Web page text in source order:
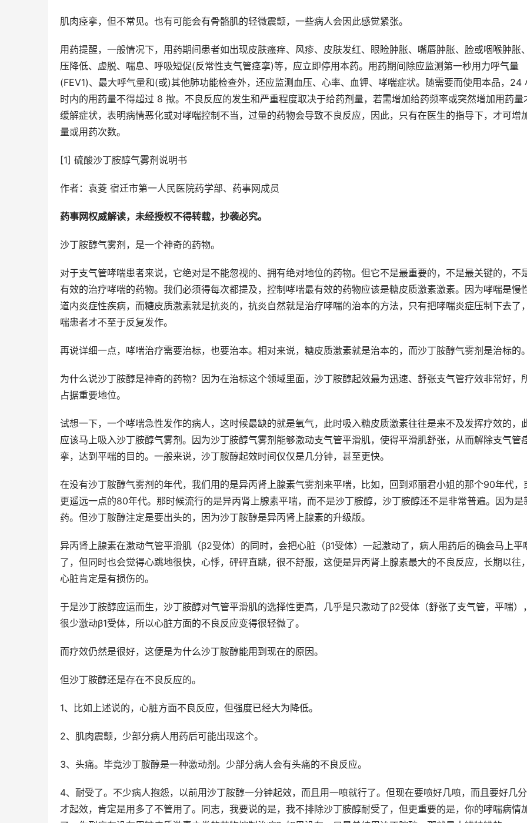
肌肉痉挛，但不常见。也有可能会有骨骼肌的轻微震颤，一些病人会因此感觉紧张。
用药提醒，一般情况下，用药期间患者如出现皮肤瘙痒、风疹、皮肤发红、眼睑肿胀、嘴唇肿胀、脸或咽喉肿胀
压降低、虚脱、喘息、呼吸短促(反常性支气管痉挛)等，应立即停用本药。用药期间除应监测第一秒用力呼气量
(FEV1)、最大呼气量和(或)其他肺功能检查外，还应监测血压、心率、血钾、哮喘症状。随需要而使用本品，24
时内的用药量不得超过 8 揿。不良反应的发生和严重程度取决于给药剂量，若需增加给药频率或突然增加用药量
缓解症状，表明病情恶化或对哮喘控制不当，过量的药物会导致不良反应，因此，只有在医生的指导下，才可增
量或用药次数。
[1] 硫酸沙丁胺醇气雾剂说明书
作者：袁菱 宿迁市第一人民医院药学部、药事网成员
药事网权威解读，未经授权不得转载，抄袭必究。
沙丁胺醇气雾剂，是一个神奇的药物。
对于支气管哮喘患者来说，它绝对是不能忽视的、拥有绝对地位的药物。但它不是最重要的，不是最关键的，不
有效的治疗哮喘的药物。我们必须得每次都提及，控制哮喘最有效的药物应该是糖皮质激素激素。因为哮喘是慢
道内炎症性疾病，而糖皮质激素就是抗炎的，抗炎自然就是治疗哮喘的治本的方法，只有把哮喘炎症压制下去了
喘患者才不至于反复发作。
再说详细一点，哮喘治疗需要治标，也要治本。相对来说，糖皮质激素就是治本的，而沙丁胺醇气雾剂是治标的。
为什么说沙丁胺醇是神奇的药物？因为在治标这个领域里面，沙丁胺醇起效最为迅速、舒张支气管疗效非常好，
占据重要地位。
试想一下，一个哮喘急性发作的病人，这时候最缺的就是氧气，此时吸入糖皮质激素往往是来不及发挥疗效的，
应该马上吸入沙丁胺醇气雾剂。因为沙丁胺醇气雾剂能够激动支气管平滑肌，使得平滑肌舒张，从而解除支气管
挛，达到平喘的目的。一般来说，沙丁胺醇起效时间仅仅是几分钟，甚至更快。
在没有沙丁胺醇气雾剂的年代，我们用的是异丙肾上腺素气雾剂来平喘，比如，回到邓丽君小姐的那个90年代，
更遥远一点的80年代。那时候流行的是异丙肾上腺素平喘，而不是沙丁胺醇，沙丁胺醇还不是非常普遍。因为是
药。但沙丁胺醇注定是要出头的，因为沙丁胺醇是异丙肾上腺素的升级版。
异丙肾上腺素在激动气管平滑肌（β2受体）的同时，会把心脏（β1受体）一起激动了，病人用药后的确会马上平
了，但同时也会觉得心跳地很快，心悸，砰砰直跳，很不舒服，这便是异丙肾上腺素最大的不良反应，长期以往
心脏肯定是有损伤的。
于是沙丁胺醇应运而生，沙丁胺醇对气管平滑肌的选择性更高，几乎是只激动了β2受体（舒张了支气管，平喘）
很少激动β1受体，所以心脏方面的不良反应变得很轻微了。
而疗效仍然是很好，这便是为什么沙丁胺醇能用到现在的原因。
但沙丁胺醇还是存在不良反应的。
1、比如上述说的，心脏方面不良反应，但强度已经大为降低。
2、肌肉震颤，少部分病人用药后可能出现这个。
3、头痛。毕竟沙丁胺醇是一种激动剂。少部分病人会有头痛的不良反应。
4、耐受了。不少病人抱怨，以前用沙丁胺醇一分钟起效，而且用一喷就行了。但现在要喷好几喷，而且要好几
才起效，肯定是用多了不管用了。同志，我要说的是，我不排除沙丁胺醇耐受了，但更重要的是，你的哮喘病情